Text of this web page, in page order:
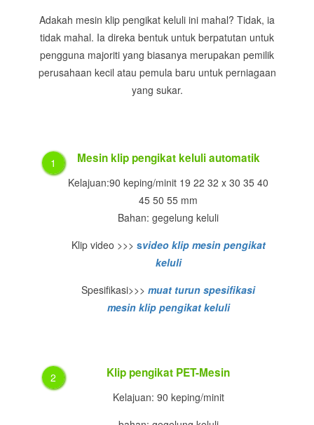
Adakah mesin klip pengikat keluli ini mahal? Tidak, ia
tidak mahal. Ia direka bentuk untuk berpatutan untuk
pengguna majoriti yang biasanya merupakan pemilik
perusahaan kecil atau pemula baru untuk perniagaan
yang sukar.
1 Mesin klip pengikat keluli automatik
Kelajuan:90 keping/minit 19 22 32 x 30 35 40
45 50 55 mm
Bahan: gegelung keluli
Klip video >>> svideo klip mesin pengikat
keluli
Spesifikasi>>>muat turun spesifikasi
mesin klip pengikat keluli
2 Klip pengikat PET-Mesin
Kelajuan: 90 keping/minit